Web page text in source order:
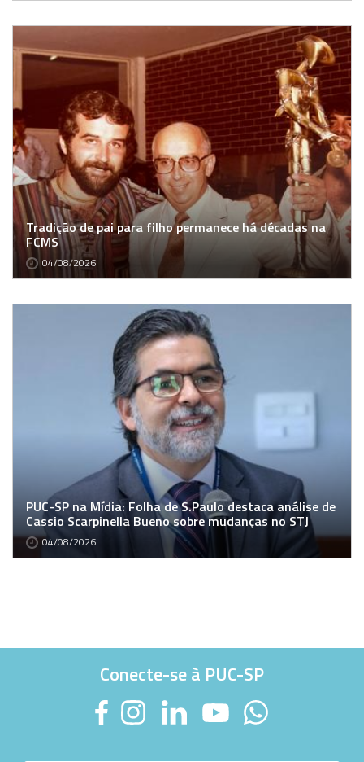
Tradição de pai para filho permanece há décadas na
FCMS
04/08/2026
PUC-SP na Mídia: Folha de S.Paulo destaca análise de
Cassio Scarpinella Bueno sobre mudanças no STJ
04/08/2026
Conecte-se à PUC-SP